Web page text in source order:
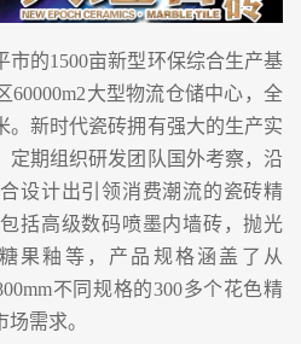
的1500亩新型环保综合生产基
60000m2大型物流仓储中心，全
。新时代瓷砖拥有强大的生产实
定期组织研发团队国外考察，沿
设计出引领消费潮流的瓷砖精
括高级数码喷墨内墙砖，抛光
果釉等，产品规格涵盖了从
不同规格的300多个花色精
场需求。